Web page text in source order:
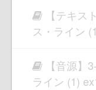
【テキ
ス・ライン
【音源】
ライン (1)